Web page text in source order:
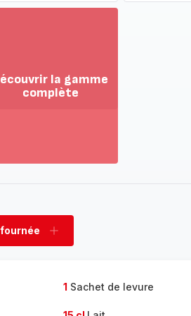
la gamme
complète
fournée
Ajouter
1 Sachet de levure